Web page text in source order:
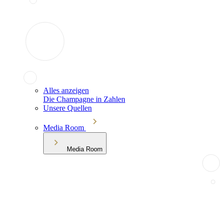
Alles anzeigen
Die Champagne in Zahlen
Unsere Quellen
Media Room
Media Room